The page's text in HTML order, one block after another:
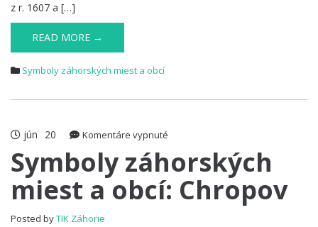
z r. 1607 a […]
READ MORE →
Symboly záhorských miest a obcí
jún 20 Komentáre vypnuté
záhorských
miest
a
Symboly záhorských
miest a obcí: Chropov
Posted byTIK Záhorie